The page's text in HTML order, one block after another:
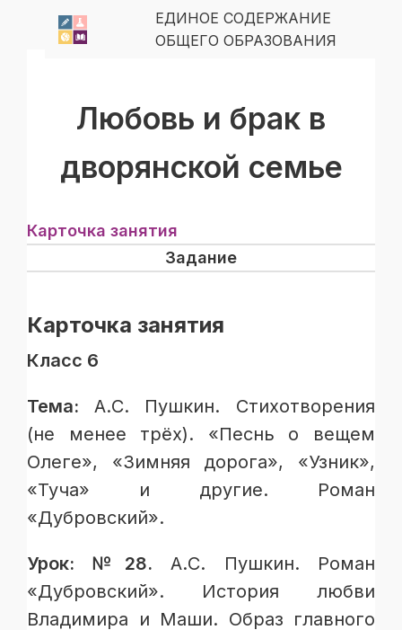
ЕДИНОЕ СОДЕРЖАНИЕ
ОБЩЕГО ОБРАЗОВАНИЯ
Любовь и брак в
дворянской семье
Карточка занятия
Задание
Карточка занятия
Класс 6
Тема: А.С. Пушкин. Стихотворения
(не менее трёх). «Песнь о вещем
Олеге», «Зимняя дорога», «Узник»,
«Туча» и другие. Роман
«Дубровский».
Урок: №28. А.С. Пушкин. Роман
«Дубровский». История любви
Владимира и Маши. Образ главного